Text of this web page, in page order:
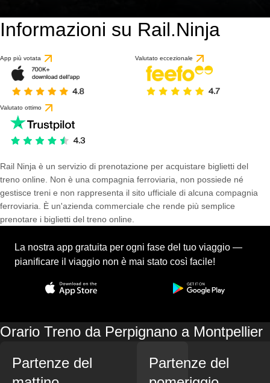
Informazioni su Rail.Ninja
App più votata Valutato eccezionale
Valutato ottimo
Rail Ninja è un servizio di prenotazione per acquistare biglietti del
treno online. Non è una compagnia ferroviaria, non possiede né
gestisce treni e non rappresenta il sito ufficiale di alcuna compagnia
ferroviaria. È un'azienda commerciale che rende più semplice
prenotare i biglietti del treno online.
La nostra app gratuita per ogni fase del tuo viaggio —
pianificare il viaggio non è mai stato così facile!
Orario Treno da Perpignano a Montpellier
Partenze del
Partenze del